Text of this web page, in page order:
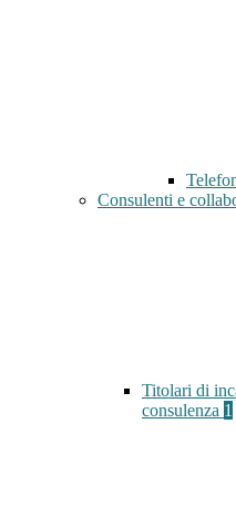
Consulenti e
Titolari di
consulenza 1